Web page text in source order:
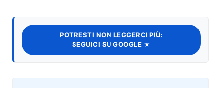
POTRESTI NON LEGGERCI PIÙ:
SEGUICI SU GOOGLE ★